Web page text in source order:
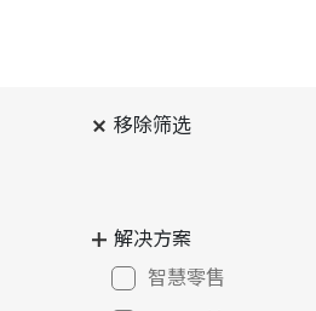
移除筛选
解决方案
智慧零售